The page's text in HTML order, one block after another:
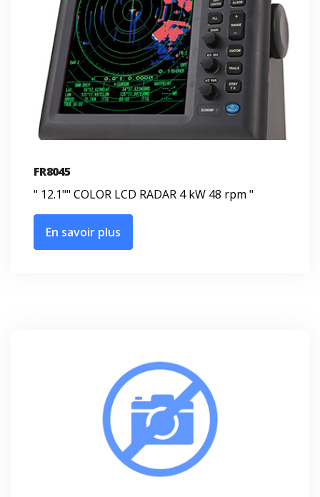
FR8045
" 12.1"" COLOR LCD RADAR 4 kW 48 rpm "
En savoir plus